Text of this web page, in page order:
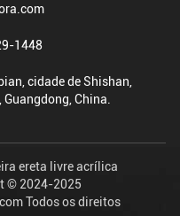
1448
cidade de Shishan,
China.
ereta livre acrílica
© 2024-2025
Todos os direitos